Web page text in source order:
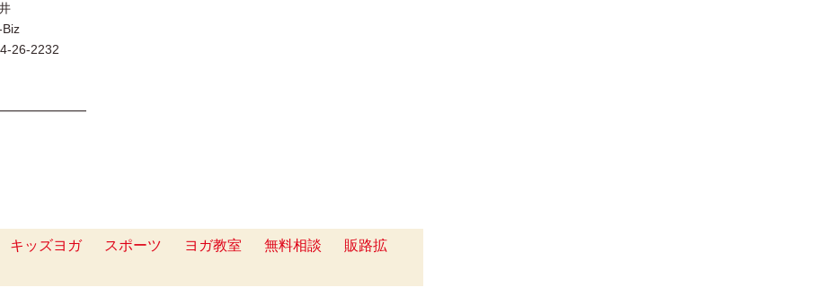
Biz
26-2232
キッズヨガ スポーツ ヨガ教室 無料相談
販路拡